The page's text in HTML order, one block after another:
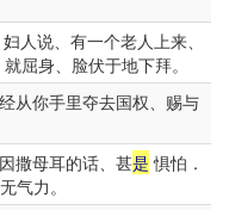
人说、有一个老人上来、
屈身、脸伏于地下拜。
从你手里夺去国权、赐与
撒母耳的话、甚是 惧怕．
气力。